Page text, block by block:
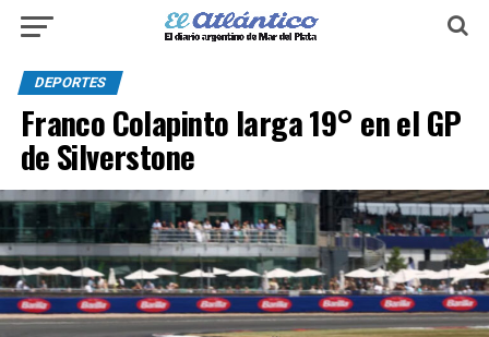
DEPORTES
Franco Colapinto larga 19° en el GP
de Silverstone